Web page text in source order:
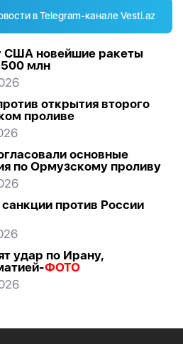
в Telegram-канале Vesti.az
США новейшие ракеты
млн
открытия второго
проливе
основные
по Ормузскому проливу
против России
удар по Ирану,
ФОТО